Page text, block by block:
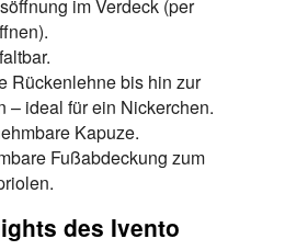
im Verdeck (per
Rückenlehne bis hin zur
– ideal für ein Nickerchen.
Kapuze.
Fußabdeckung zum
des Ivento